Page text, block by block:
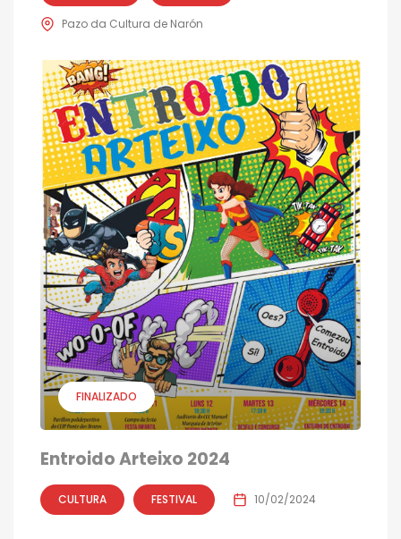
Pazo da Cultura de Narón
FINALIZADO
Entroido Arteixo 2024
CULTURA FESTIVAL 10/02/2024